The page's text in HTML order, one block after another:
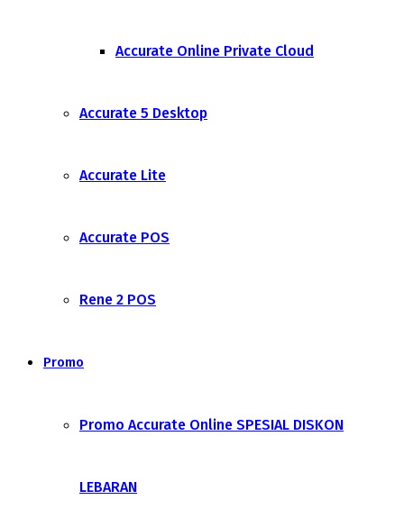
Accurate Online Private Cloud
Accurate 5 Desktop
Accurate Lite
Accurate POS
Rene 2 POS
Promo
Promo Accurate Online SPESIAL DISKON
LEBARAN